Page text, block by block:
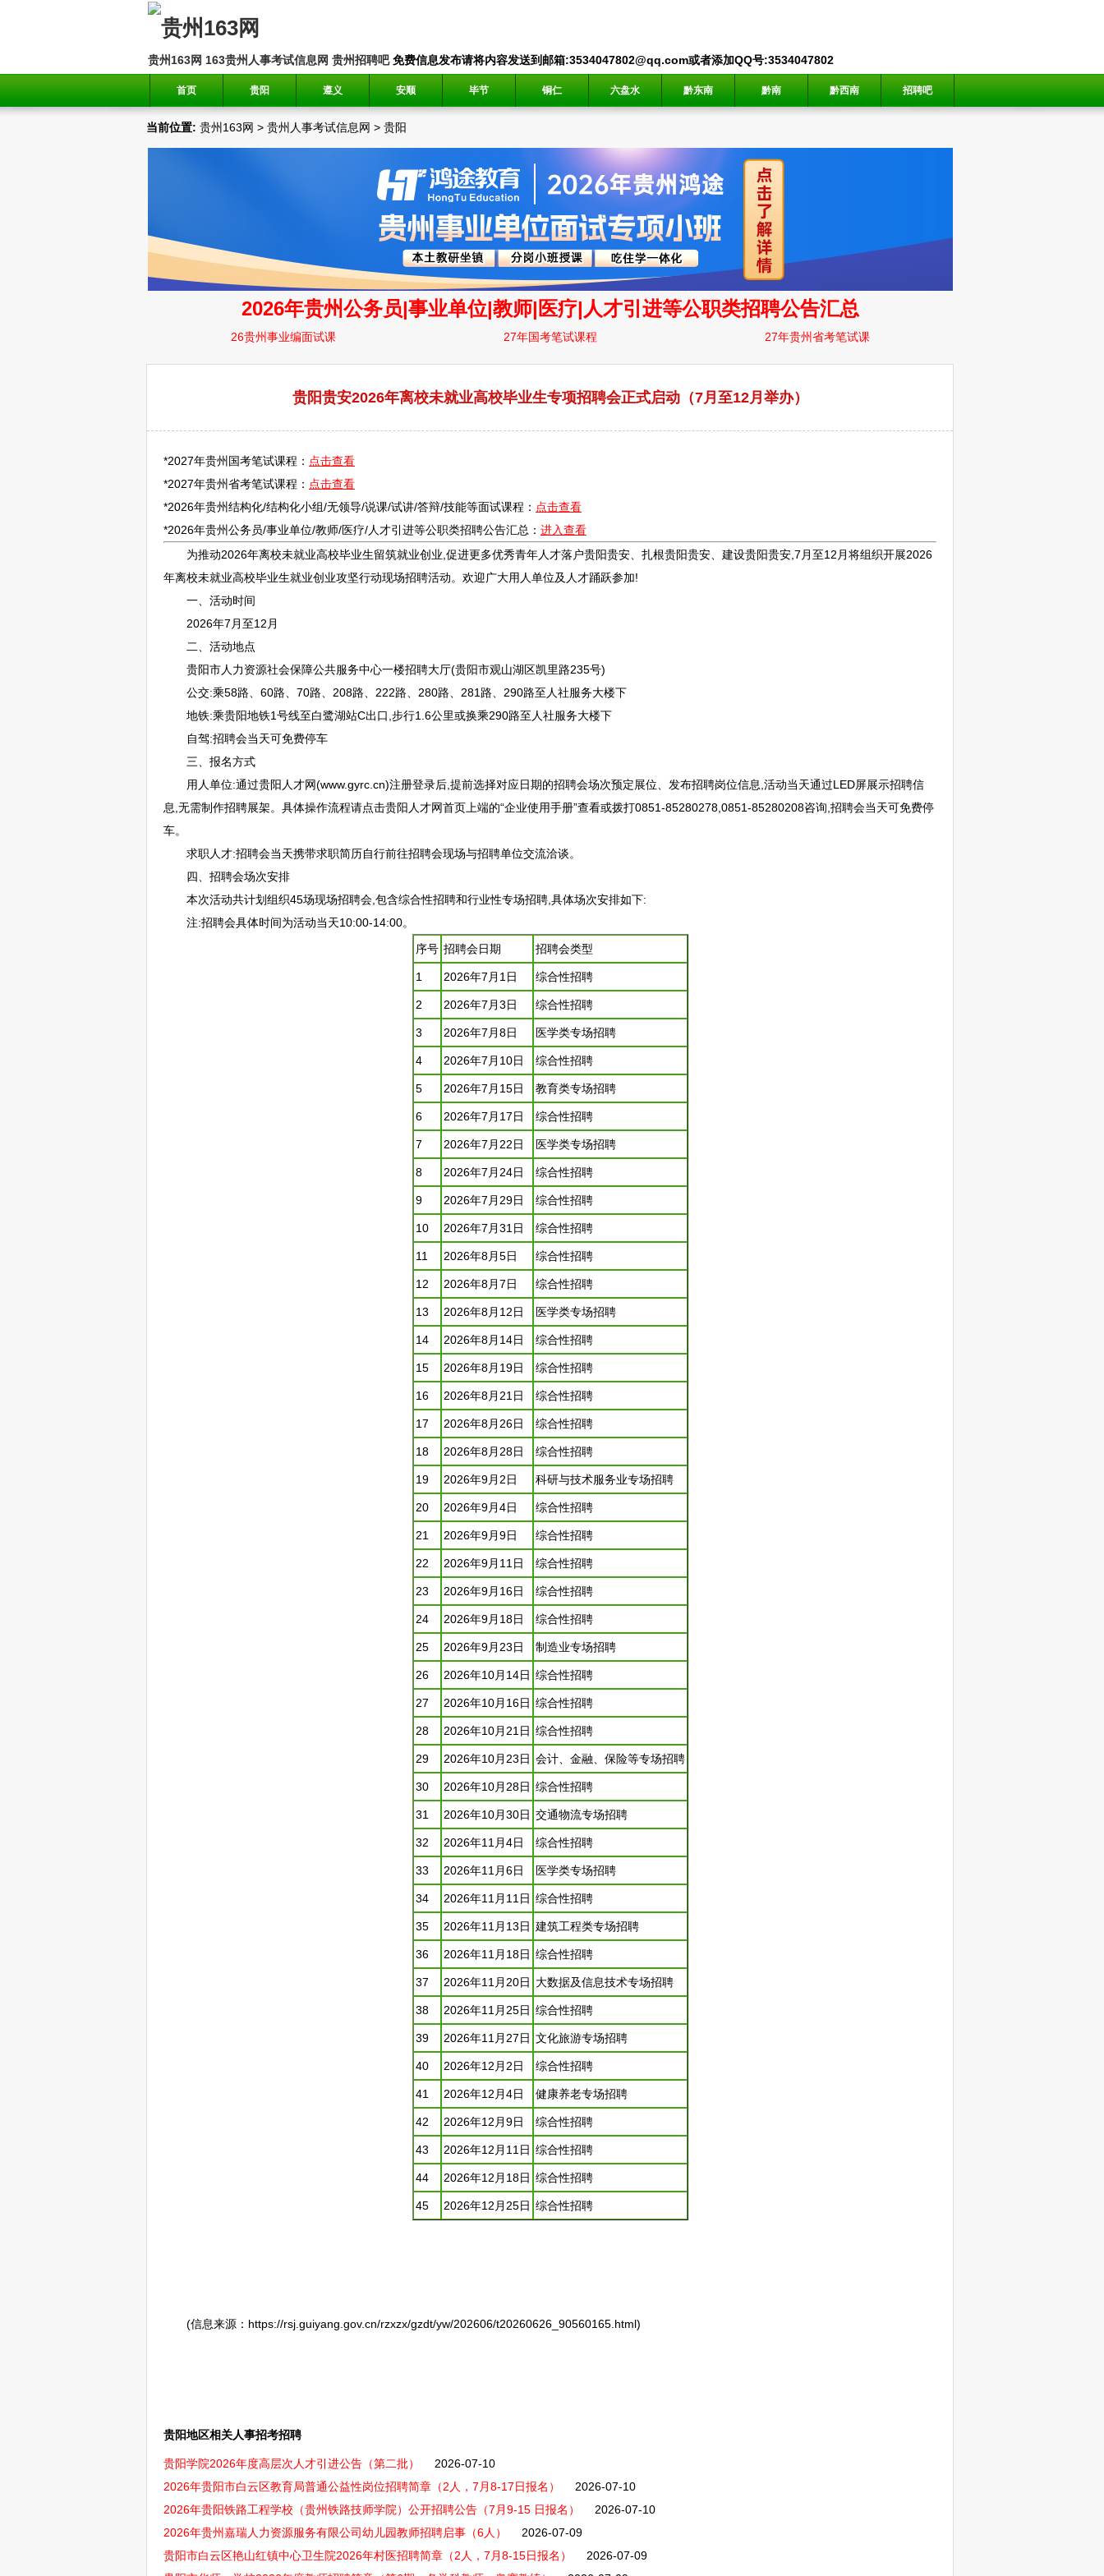
贵州163网 163贵州人事考试信息网 贵州招聘吧免费信息发布请将内容发送到邮箱:3534047802@qq.com或者添加QQ号:3534047802
首页 贵阳 遵义 安顺 毕节 铜仁 六盘水 黔东南 黔南 黔西南 招聘吧
当前位置: 贵州163网 > 贵州人事考试信息网 > 贵阳
贵阳贵安2026年离校未就业高校毕业生专项招聘会正式启动（7月至12月举办）
*2027年贵州国考笔试课程： 点击查看
*2027年贵州省考笔试课程： 点击查看
*2026年贵州结构化/结构化小组/无领导/说课/试讲/答辩/技能等面试课程： 点击查看
*2026年贵州公务员/事业单位/教师/医疗/人才引进等公职类招聘公告汇总： 进入查看
为推动2026年离校未就业高校毕业生留筑就业创业,促进更多优秀青年人才落户贵阳贵安、扎根贵阳贵安、建设贵阳贵安,7月至12月将组织开展2026
年离校未就业高校毕业生就业创业攻坚行动现场招聘活动。欢迎广大用人单位及人才踊跃参加!
一、活动时间
2026年7月至12月
二、活动地点
贵阳市人力资源社会保障公共服务中心一楼招聘大厅(贵阳市观山湖区凯里路235号)
公交:乘58路、60路、70路、208路、222路、280路、281路、290路至人社服务大楼下
地铁:乘贵阳地铁1号线至白鹭湖站C出口,步行1.6公里或换乘290路至人社服务大楼下
自驾:招聘会当天可免费停车
三、报名方式
用人单位:通过贵阳 人才网(www.gyrc.cn)注册登录后,提前选择对应日期的招聘会场次预定展位、发布招聘岗位信息,活动当天通过LED屏展示招聘信
息,无需制作招聘展架。具体操作流程请点击贵阳 人才网首页上端的“企业使用手册”查看或拨打0851-85280278,0851-85280208咨询, 招聘会当天可免费停
车。
求职人才:招聘会当天携带求职简历自行前往招聘会现场与招聘单位交流洽谈。
四、 招聘会场次安排
本次活动共计划组织45场现场招聘会,包含综合性招聘和行业性专场招聘 ,具体场次安排如下:
注:招聘会具体时间为活动当天10:00-14:00。
序号 招聘会日期 招聘会类型
1 2026年7月1日 综合性招聘
2 2026年7月3日 综合性招聘
3 2026年7月8日 医学类专场招聘
4 2026年7月10日 综合性招聘
5 2026年7月15日 教育类专场招聘
6 2026年7月17日 综合性招聘
7 2026年7月22日 医学类专场招聘
8 2026年7月24日 综合性招聘
9 2026年7月29日 综合性招聘
10 2026年7月31日 综合性招聘
11 2026年8月5日 综合性招聘
12 2026年8月7日 综合性招聘
13 2026年8月12日 医学类专场招聘
14 2026年8月14日 综合性招聘
15 2026年8月19日 综合性招聘
16 2026年8月21日 综合性招聘
17 2026年8月26日 综合性招聘
18 2026年8月28日 综合性招聘
19 2026年9月2日 科研与技术服务业专场招聘
20 2026年9月4日 综合性招聘
21 2026年9月9日 综合性招聘
22 2026年9月11日 综合性招聘
23 2026年9月16日 综合性招聘
24 2026年9月18日 综合性招聘
25 2026年9月23日 制造业专场招聘
26 2026年10月14日 综合性招聘
27 2026年10月16日 综合性招聘
28 2026年10月21日 综合性招聘
29 2026年10月23日 会计、金融、保险等专场招聘
30 2026年10月28日 综合性招聘
31 2026年10月30日 交通物流专场招聘
32 2026年11月4日 综合性招聘
33 2026年11月6日 医学类专场招聘
34 2026年11月11日 综合性招聘
35 2026年11月13日 建筑工程类专场招聘
36 2026年11月18日 综合性招聘
37 2026年11月20日 大数据及信息技术专场招聘
38 2026年11月25日 综合性招聘
39 2026年11月27日 文化旅游专场招聘
40 2026年12月2日 综合性招聘
41 2026年12月4日 健康养老专场招聘
42 2026年12月9日 综合性招聘
43 2026年12月11日 综合性招聘
44 2026年12月18日 综合性招聘
45 2026年12月25日 综合性招聘
(信息来源：https://rsj.guiyang.gov.cn/rzxzx/gzdt/yw/202606/t20260626_90560165.html)
贵阳地区相关人事招考招聘
贵阳学院2026年度高层次人才引进公告（第二批）
2026-07-10
2026年贵阳市白云区教育局普通公益性岗位招聘简章（2人，7月8-17日报名）
2026-07-10
2026年贵阳铁路工程学校（贵州铁路技师学院）公开招聘公告（7月9-15 日报名）
2026-07-10
2026年贵州嘉瑞人力资源服务有限公司幼儿园教师招聘启事（6人）
2026-07-09
贵阳市白云区艳山红镇中心卫生院2026年村医招聘简章（2人，7月8-15日报名）
2026-07-09